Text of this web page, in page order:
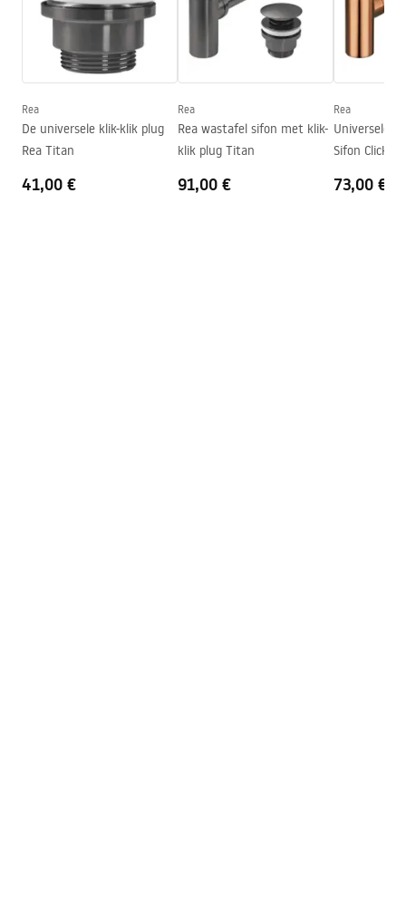
Breedte
400
Hoogte
135
Vorm
Kraangat
Nee
Warranty_Terms_and_Conditions_Basins_-_5.pdf
Rea
De universele klik-klik plug
Rea Titan
41,00 €
Rea
Rea wastafel sifon met klik-
klik plug Titan
91,00 €
Rea
Universele
Sifon Click-
73,00 €